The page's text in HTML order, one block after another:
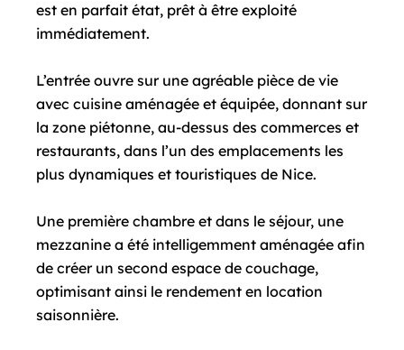
est en parfait état, prêt à être exploité
immédiatement.
L’entrée ouvre sur une agréable pièce de vie
avec cuisine aménagée et équipée, donnant sur
la zone piétonne, au-dessus des commerces et
restaurants, dans l’un des emplacements les
plus dynamiques et touristiques de Nice.
Une première chambre et dans le séjour, une
mezzanine a été intelligemment aménagée afin
de créer un second espace de couchage,
optimisant ainsi le rendement en location
saisonnière.